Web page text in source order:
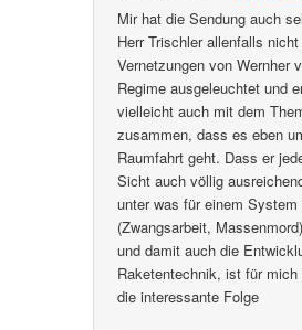
Mir hat die Sendung auch
Herr Trischler allenfalls
Vernetzungen von Wernher
Regime ausgeleuchtet und
vielleicht auch mit dem
zusammen, dass es eben
Raumfahrt geht. Dass er
Sicht auch völlig
unter was für einem
(Zwangsarbeit,
und damit auch die
Raketentechnik, ist für
die interessante Folge